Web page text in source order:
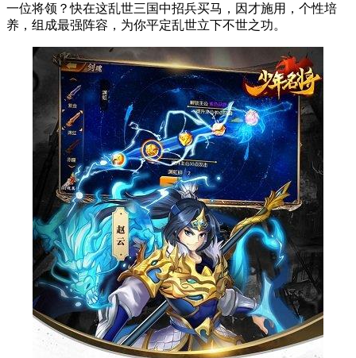
一位将领？快在这乱世三国中招兵买马，因才施用，个性培
养，组成最强阵容，为你平定乱世立下不世之功。